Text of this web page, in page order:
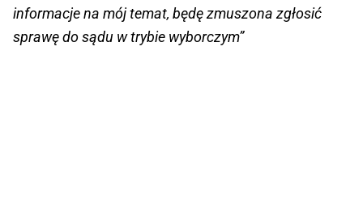
informacje na mój temat, będę zmuszona zgłosić
sprawę do sądu w trybie wyborczym”